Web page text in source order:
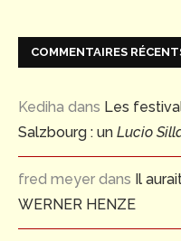
COMMENTAIRES
Kediha dans Les
Salzbourg : un Lucio
fred meyer dans Il
WERNER HENZE